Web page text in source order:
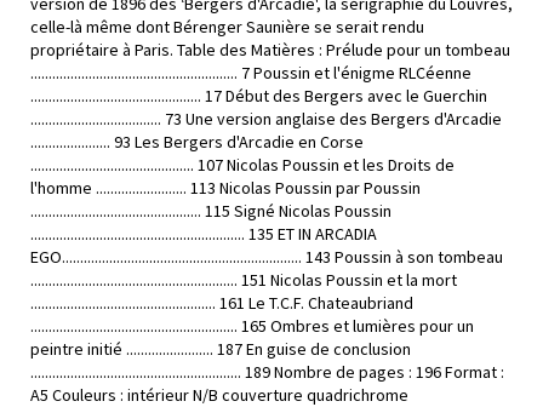
celle-là même dont Bérenger Saunière se serait rendu
propriétaire à Paris. Table des Matières : Prélude pour un tombeau
......................................................... 7 Poussin et l'énigme RLCéenne
............................................... 17 Début des Bergers avec le Guerchin
.................................... 73 Une version anglaise des Bergers d'Arcadie
...................... 93 Les Bergers d'Arcadie en Corse
............................................. 107 Nicolas Poussin et les Droits de
l'homme ......................... 113 Nicolas Poussin par Poussin
............................................... 115 Signé Nicolas Poussin
........................................................... 135 ET IN ARCADIA
EGO.................................................................. 143 Poussin à son tombeau
......................................................... 151 Nicolas Poussin et la mort
................................................... 161 Le T.C.F. Chateaubriand
......................................................... 165 Ombres et lumières pour un
peintre initié ........................ 187 En guise de conclusion
.......................................................... 189 Nombre de pages : 196 Format :
A5 Couleurs : intérieur N/B couverture quadrichrome